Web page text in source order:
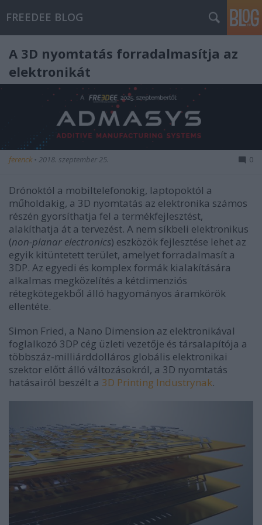
FREEDEE BLOG
A 3D nyomtatás forradalmasítja az
elektronikát
ferenck • 2018. szeptember 25. 0
Drónoktól a mobiltelefonokig, laptopoktól a
műholdakig, a 3D nyomtatás az elektronika számos
részén gyorsíthatja fel a termékfejlesztést,
alakíthatja át a tervezést. A nem síkbeli elektronikus
(non-planar electronics) eszközök fejlesztése lehet az
egyik kitüntetett terület, amelyet forradalmasít a
3DP. Az egyedi és komplex formák kialakítására
alkalmas megközelítés a kétdimenziós
rétegkötegekből álló hagyományos áramkörök
ellentéte.
Simon Fried, a Nano Dimension az elektronikával
foglalkozó 3DP cég üzleti vezetője és társalapítója a
többszáz-milliárddolláros globális elektronikai
szektor előtt álló változásokról, a 3D nyomtatás
hatásairól beszélt a 3D Printing Industrynak.